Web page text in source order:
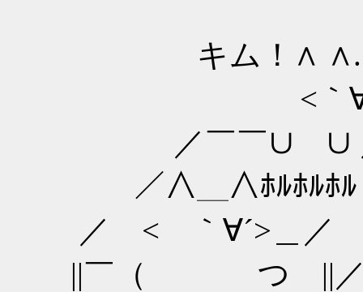
キム！∧ ∧.＼
<｀∀´ >
／￣￣∪ ∪ ／|
／∧＿∧
／ < ｀∀´>
||￣（ つ ||／